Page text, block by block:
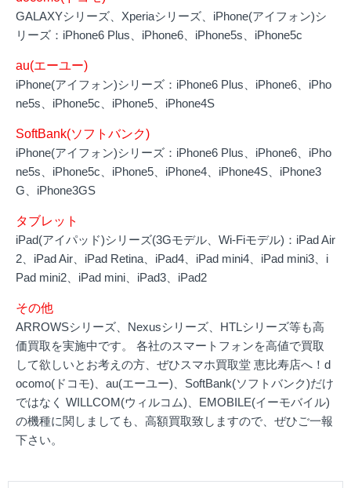
GALAXYシリーズ、Xperiaシリーズ、iPhone(アイフォン)シ
リーズ：iPhone6 Plus、iPhone6、iPhone5s、iPhone5c
au(エーユー)
iPhone(アイフォン)シリーズ：iPhone6 Plus、iPhone6、iPho
ne5s、iPhone5c、iPhone5、iPhone4S
SoftBank(ソフトバンク)
iPhone(アイフォン)シリーズ：iPhone6 Plus、iPhone6、iPho
ne5s、iPhone5c、iPhone5、iPhone4、iPhone4S、iPhone3
G、iPhone3GS
タブレット
iPad(アイパッド)シリーズ(3Gモデル、Wi-Fiモデル)：iPad Air
2、iPad Air、iPad Retina、iPad4、iPad mini4、iPad mini3、i
Pad mini2、iPad mini、iPad3、iPad2
その他
ARROWSシリーズ、Nexusシリーズ、HTLシリーズ等も高
価買取を実施中です。 各社のスマートフォンを高値で買取
して欲しいとお考えの方、ぜひスマホ買取堂 恵比寿店へ！d
ocomo(ドコモ)、au(エーユー)、SoftBank(ソフトバンク)だけ
ではなく WILLCOM(ウィルコム)、EMOBILE(イーモバイル)
の機種に関しましても、高額買取致しますので、ぜひご一報
下さい。